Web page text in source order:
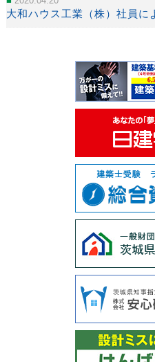
大和ハウス工業（株）社員に